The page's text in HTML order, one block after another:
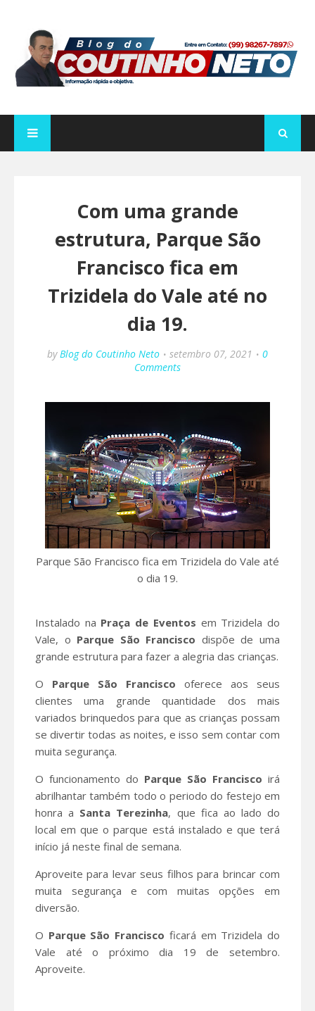
Com uma grande
estrutura, Parque São
Francisco fica em
Trizidela do Vale até no
dia 19.
by Blog do Coutinho Neto setembro 07, 2021
0
Comments
Parque São Francisco fica em Trizidela do Vale até
o dia 19.
Instalado na Praça de Eventos em Trizidela do
Vale, o Parque São Francisco dispõe de uma
grande estrutura para fazer a alegria das crianças.
O Parque São Francisco oferece aos seus
clientes uma grande quantidade dos mais
variados brinquedos para que as crianças possam
se divertir todas as noites, e isso sem contar com
muita segurança.
O funcionamento do Parque São Francisco irá
abrilhantar também todo o periodo do festejo em
honra a Santa Terezinha, que fica ao lado do
local em que o parque está instalado e que terá
início já neste final de semana.
Aproveite para levar seus filhos para brincar com
muita segurança e com muitas opções em
diversão.
O Parque São Francisco ficará em Trizidela do
Vale até o próximo dia 19 de setembro.
Aproveite.